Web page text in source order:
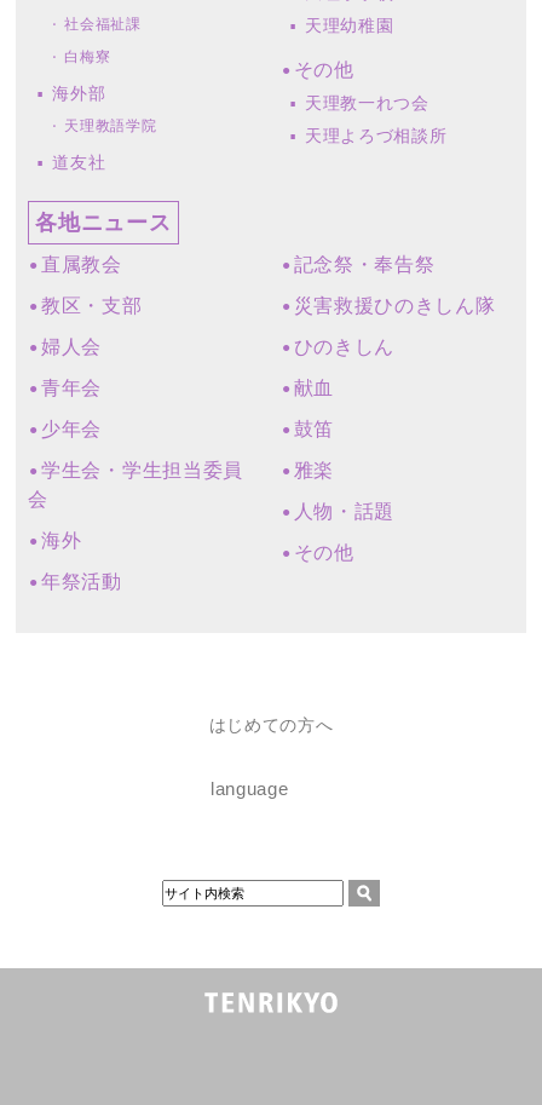
社会福祉課
白梅寮
海外部
天理教語学院
道友社
天理幼稚園
その他
天理教一れつ会
天理よろづ相談所
各地ニュース
直属教会
教区・支部
婦人会
青年会
少年会
学生会・学生担当委員
会
海外
年祭活動
記念祭・奉告祭
災害救援ひのきしん隊
ひのきしん
献血
鼓笛
雅楽
人物・話題
その他
はじめての方へ
language